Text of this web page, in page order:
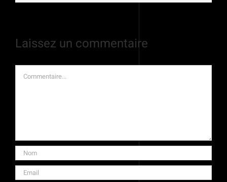
Laissez un commentaire
Commentaire